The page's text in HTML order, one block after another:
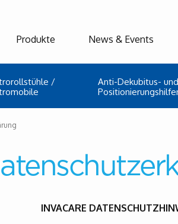
Produkte
/
Anti-Dekubitus- und
News & Events
INVACARE